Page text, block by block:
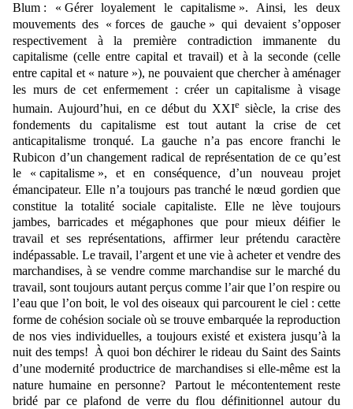
Blum : « Gérer loyalement le capitalisme ». Ainsi, les deux
mouvements des « forces de gauche » qui devaient s’opposer
respectivement àla première contradiction immanente du
capitalisme (celle entre capital et travail) et à la seconde (celle
entre capital et « nature »), ne pouvaient que chercher à aménager
les murs de cet enfermement : créer un capitalisme à visage
humain. Aujourd’hui, en ce début du XXIe siècle, la crise des
fondements du capitalisme est tout autant la crise de cet
anticapitalisme tronqué. La gauche n’a pas encore franchi le
Rubicon d’un changement radical de représentation de ce qu’est
le « capitalisme », et en conséquence, d’un nouveau projet
émancipateur. Elle n’a toujours pastranché le nœud gordien que
constitue la totalité sociale capitaliste. Elle ne lève toujours
jambes, barricades et mégaphones que pour mieux déifier le
travail et ses représentations, affirmer leur prétendu caractère
indépassable. Le travail, l’argent et une vie à acheter et vendre des
marchandises, à se vendre comme marchandise sur le marché du
travail, sont toujours autant perçus comme l’air que l’on respire ou
l’eau que l’on boit, le vol des oiseaux qui parcourent le ciel : cette
forme de cohésion sociale où se trouve embarquée la reproduction
de nos vies individuelles, a toujours existé et existera jusqu’à la
nuit des temps! À quoi bon déchirer le rideau du Saint des Saints
d’une modernité productrice de marchandises si elle-même est la
nature humaine en personne?
Partout le mécontentement reste
bridé par ce plafond de verre du flou définitionnel autour du